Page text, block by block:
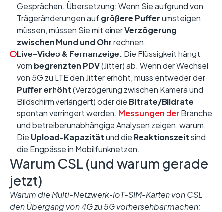
Gesprächen. Übersetzung: Wenn Sie aufgrund von
Trägeränderungen aufgrößere Pufferumsteigen
müssen, müssen Sie mit einerVerzögerung
zwischen Mund und Ohrrechnen.
Live-Video & Fernanzeige: Die Flüssigkeit hängt
vom begrenzten PDV(Jitter) ab. Wenn der Wechsel
von 5G zu LTE den Jitter erhöht, muss entweder der
Puffer erhöht(Verzögerung zwischen Kamera und
Bildschirm verlängert) oder die Bitrate/Bildrate
spontan verringert werden. Messungen derBranche
und betreiberunabhängige Analysen zeigen, warum:
Die Upload-Kapazitätund die Reaktionszeitsind
die Engpässe in Mobilfunknetzen.
Warum CSL (und warum gerade
jetzt)
Warum die Multi-Netzwerk-IoT-SIM-Karten von CSL
den Übergang von 4G zu 5G vorhersehbar machen: